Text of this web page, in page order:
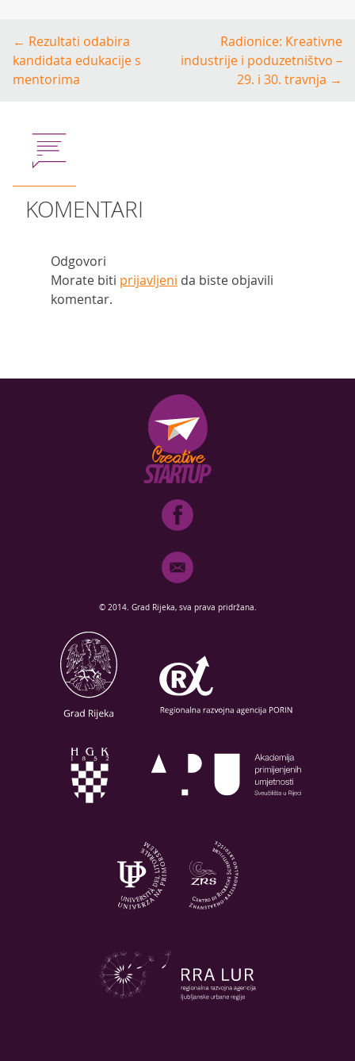
Post
navigation
← Rezultati odabira
kandidata edukacije s
mentorima
Radionice: Kreativne
industrije i poduzetništvo –
29. i 30. travnja →
KOMENTARI
Odgovori
Morate biti prijavljeni da biste objavili
komentar.
© 2014. Grad Rijeka, sva prava pridržana.